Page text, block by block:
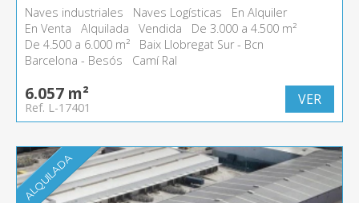
Naves industriales Naves Logísticas
En Alquiler
En Venta
Alquilada Vendida
De 3.000 a 4.500 m²
De 4.500 a 6.000 m²
Baix Llobregat Sur - Bcn
Barcelona - Besós
Camí Ral
6.057 m²
Ref. L-17401 VER
ALQUILADA